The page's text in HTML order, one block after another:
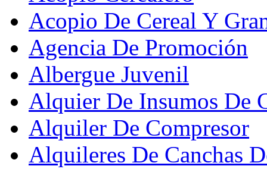
Acopio De Cereal Y
Agencia De Promoción
Albergue Juvenil
Alquier De Insumos De
Alquiler De Compresor
Alquileres De Canchas